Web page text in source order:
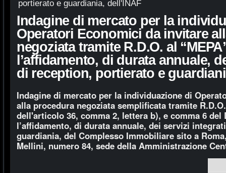
portierato e guardiania, dell'INAF
Indagine di mercato per la
Operatori Economici da invitare
negoziata tramite R.D.O. al
l’affidamento, di durata annuale,
di reception, portierato e
Indagine di mercato per la individuazione di
alla procedura negoziata semplificata tramite
dell'articolo 36, comma 2, lettera b), e comma 6 del
l’affidamento, di durata annuale, dei servizi
guardiania, del Complesso Immobiliare sito a
Mellini, numero 84, sede della Amministrazione